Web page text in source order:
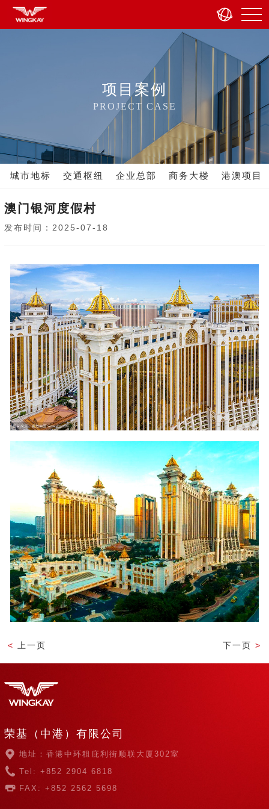
项目案例
PROJECT CASE
城市地标 交通枢纽 企业总部 商务大楼 港澳项目
澳门银河度假村
发布时间：2025-07-18
< 上一页 下一页 >
荣基（中港）有限公司
地址：香港中环租庇利街顺联大厦302室
Tel: +852 2904 6818
FAX: +852 2562 5698